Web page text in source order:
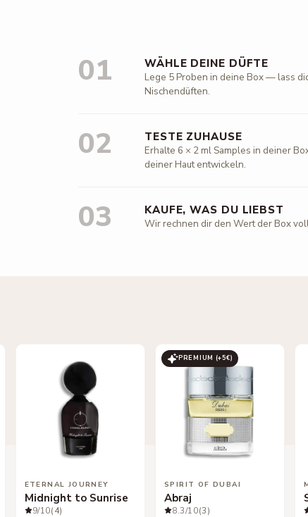
01 WÄHLE DEINE DÜFTE
Lege 5 Proben in deine Box — lass
Nischendüften.
02 TESTE ZUHAUSE
Erhalte 6 × 2 ml Samples in deiner
deiner Haut entwickeln.
03 KAUFE, WAS DU LIEBST
Wir rechnen dir den Wert der Box
ETERNAL JOURNEY
Midnight to Sunrise
9/10(4)
PREMIUM (+5€)
SPIRIT OF DUBAI
Abraj
8.3/10(3)